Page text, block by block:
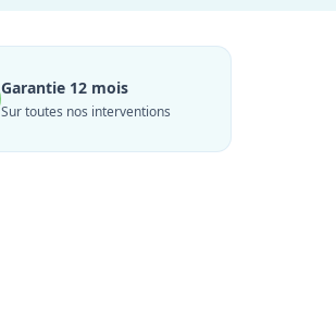
Garantie 12 mois
Sur toutes nos interventions